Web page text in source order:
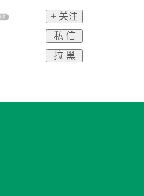
+ 关注
私 信
拉 黑